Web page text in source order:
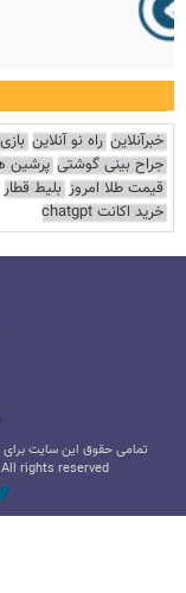
خبرآنلاین راه نو آنلاین
جراح بینی گوشتی پرشین
قیمت طلا امروز بلیط قطار
خرید اکانت chatgpt
تمامی حقوق این سایت برای
rights reserved